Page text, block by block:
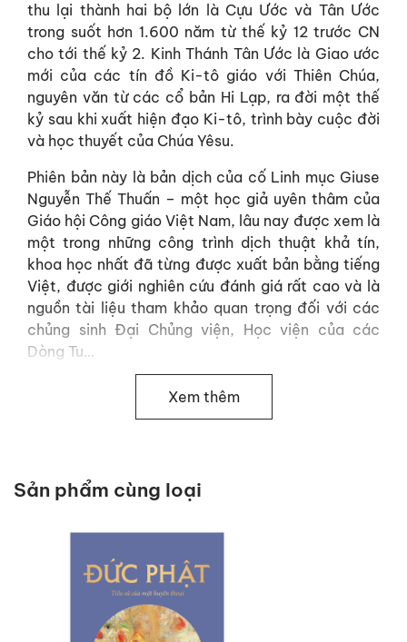
thu lại thành hai bộ lớn là Cựu Ước và Tân Ước
trong suốt hơn 1.600 năm từ thế kỷ 12 trước CN
cho tới thế kỷ 2. Kinh Thánh Tân Ước là Giao ước
mới của các tín đồ Ki-tô giáo với Thiên Chúa,
nguyên văn từ các cổ bản Hi Lạp, ra đời một thế
kỷ sau khi xuất hiện đạo Ki-tô, trình bày cuộc đời
và học thuyết của Chúa Yêsu.
Phiên bản này là bản dịch của cố Linh mục Giuse
Nguyễn Thế Thuấn – một học giả uyên thâm của
Giáo hội Công giáo Việt Nam, lâu nay được xem là
một trong những công trình dịch thuật khả tín,
khoa học nhất đã từng được xuất bản bằng tiếng
Việt, được giới nghiên cứu đánh giá rất cao và là
nguồn tài liệu tham khảo quan trọng đối với các
chủng sinh Đại Chủng viện, Học viện của các
Dòng Tu…
Kinh Thánh – Tân Ước gồm 27 sách hợp lại. Nói về
ngoại diện cũng có lắm điều thù dị, đã được thu
lại làm thành một bộ, và mang tên chung là Tân
Xem thêm
Sản phẩm cùng loại